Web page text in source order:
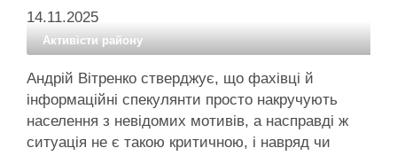
14.11.2025
Активісти району
Андрій Вітренко стверджує, що фахівці й
інформаційні спекулянти просто накручують
населення з невідомих мотивів, а насправді ж
ситуація не є такою критичною, і навряд чи